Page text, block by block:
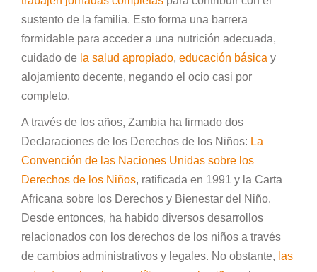
sustento de la familia. Esto forma una barrera
formidable para acceder a una nutrición adecuada,
cuidado de la salud apropiado, educación básica y
alojamiento decente, negando el ocio casi por
completo.
A través de los años, Zambia ha firmado dos
Declaraciones de los Derechos de los Niños: La
Convención de las Naciones Unidas sobre los
Derechos de los Niños, ratificada en 1991 y la Carta
Africana sobre los Derechos y Bienestar del Niño.
Desde entonces, ha habido diversos desarrollos
relacionados con los derechos de los niños a través
de cambios administrativos y legales. No obstante, las